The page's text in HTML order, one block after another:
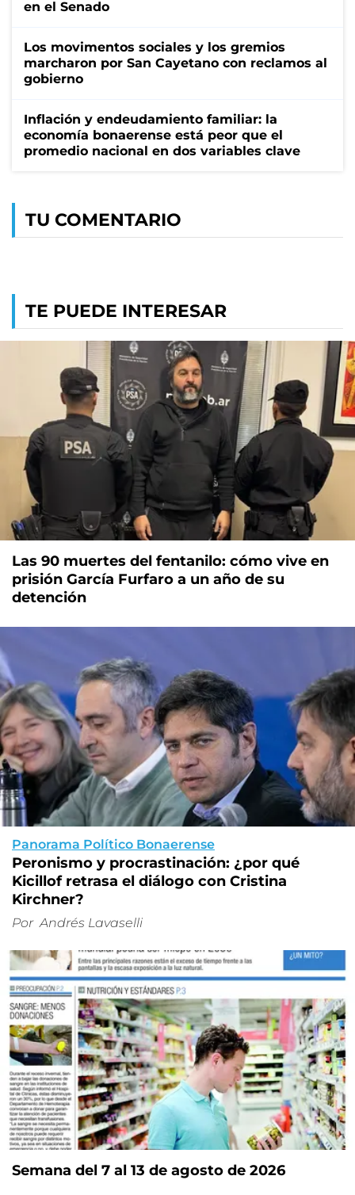
en el Senado
Los movimentos sociales y los gremios
marcharon por San Cayetano con reclamos al
gobierno
Inflación y endeudamiento familiar: la
economía bonaerense está peor que el
promedio nacional en dos variables clave
TU COMENTARIO
TE PUEDE INTERESAR
Las 90 muertes del fentanilo: cómo vive en
prisión García Furfaro a un año de su
detención
Panorama Político Bonaerense
Peronismo y procrastinación: ¿por qué
Kicillof retrasa el diálogo con Cristina
Kirchner?
Por Andrés Lavaselli
Semana del 7 al 13 de agosto de 2026